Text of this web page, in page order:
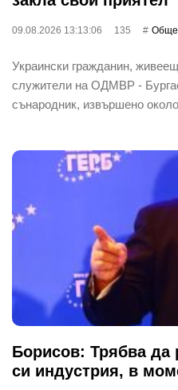
09.08.2026 13:13:06 135
Украински гражданин,
служители на ОДМВР -
сънародник, извършено
Борисов: Трябва да
си индустрия, в